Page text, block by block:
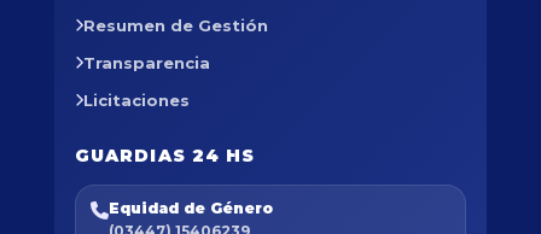
Resumen de Gestión
Transparencia
Licitaciones
GUARDIAS 24 HS
Equidad de Género